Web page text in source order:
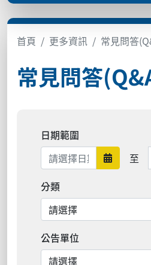
首頁 更多資訊 常見問答
常見問答
日期範圍
日期範
至
分類
公告單位